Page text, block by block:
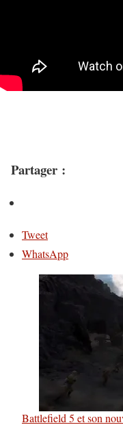
Partager :
Tweet
WhatsApp
Battlefield 5 et son